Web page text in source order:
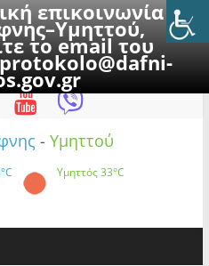
επικοινωνία με
το email του
protokolo@dafni-
2026
- Υμηττού
Υμηττός33°C